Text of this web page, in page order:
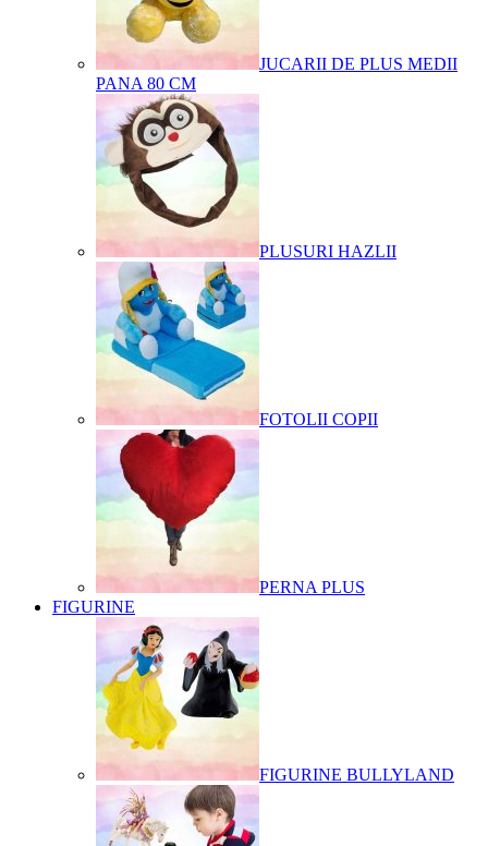
JUCARII DE PLUS MEDII
PANA 80 CM
PLUSURI HAZLII
FOTOLII COPII
PERNA PLUS
FIGURINE
FIGURINE BULLYLAND